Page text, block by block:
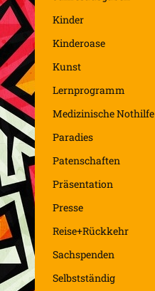
Kinder
Kinderoase
Kunst
Lernprogramm
Medizinische Nothilfe
Paradies
Patenschaften
Präsentation
Presse
Reise+Rückkehr
Sachspenden
Selbstständig